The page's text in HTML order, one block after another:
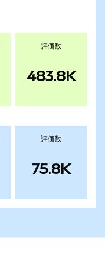
評価数
483.8K
評価数
75.8K